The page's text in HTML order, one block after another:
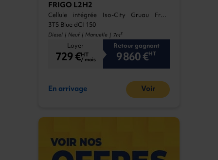
FRIGO L2H2
Cellule intégrée Iso-City Gruau Froid
Négatif
3T5 Blue dCI 150
Diesel | Neuf | Manuelle | 7m3
Loyer
729 €HT
/ mois
Retour gagnant
9 860 €HT
En arrivage Voir